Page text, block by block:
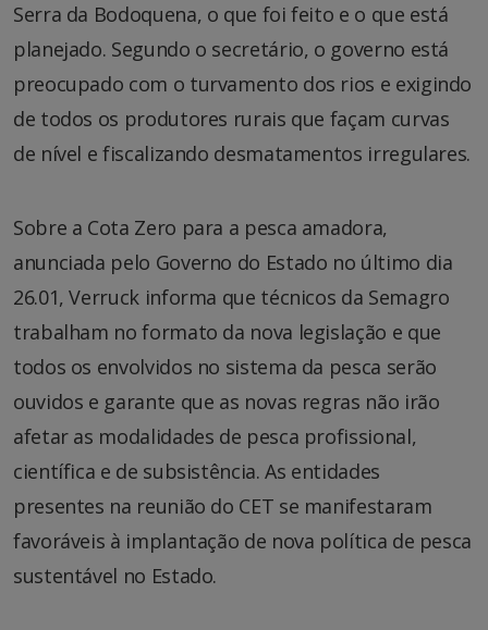
Serra da Bodoquena, o que foi feito e o que está
planejado. Segundo o secretário, o governo está
preocupado com o turvamento dos rios e exigindo
de todos os produtores rurais que façam curvas
de nível e fiscalizando desmatamentos irregulares.
Sobre a Cota Zero para a pesca amadora,
anunciada pelo Governo do Estado no último dia
26.01, Verruck informa que técnicos da Semagro
trabalham no formato da nova legislação e que
todos os envolvidos no sistema da pesca serão
ouvidos e garante que as novas regras não irão
afetar as modalidades de pesca profissional,
científica e de subsistência. As entidades
presentes na reunião do CET se manifestaram
favoráveis à implantação de nova política de pesca
sustentável no Estado.